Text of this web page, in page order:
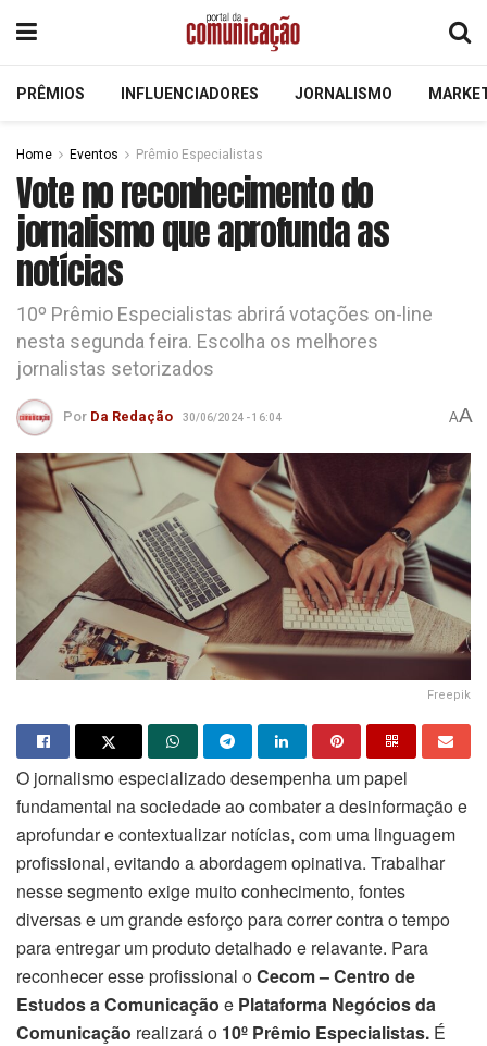
PRÊMIOS INFLUENCIADORES JORNALISMO
Home Eventos Prêmio Especialistas
Vote no reconhecimento do
jornalismo que aprofunda as
notícias
10º Prêmio Especialistas abrirá votações on-line
nesta segunda feira. Escolha os melhores
jornalistas setorizados
Por Da Redação 30/06/2024 - 16:04 AA
Freepik
O jornalismo especializado desempenha um papel
fundamental na sociedade ao combater a desinformação e
aprofundar e contextualizar notícias, com uma linguagem
profissional, evitando a abordagem opinativa. Trabalhar
nesse segmento exige muito conhecimento, fontes
diversas e um grande esforço para correr contra o tempo
para entregar um produto detalhado e relavante. Para
reconhecer esse profissional oCecom – Centro de
Estudos a Comunicação e Plataforma Negócios da
Comunicação realizará o 10º Prêmio Especialistas. É